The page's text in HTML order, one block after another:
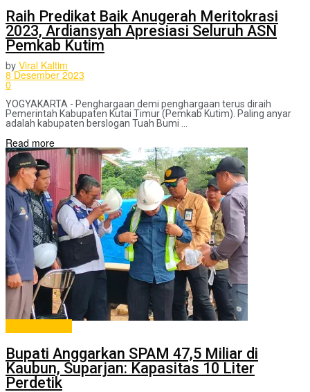
Raih Predikat Baik Anugerah Meritokrasi
2023, Ardiansyah Apresiasi Seluruh ASN
Pemkab Kutim
by Viral Kaltim
8 Desember 2023
0
YOGYAKARTA - Penghargaan demi penghargaan terus diraih
Pemerintah Kabupaten Kutai Timur (Pemkab Kutim). Paling anyar
adalah kabupaten berslogan Tuah Bumi ...
Read more
Bupati Anggarkan SPAM 47,5 Miliar di
Kaubun, Suparjan: Kapasitas 10 Liter
Perdetik